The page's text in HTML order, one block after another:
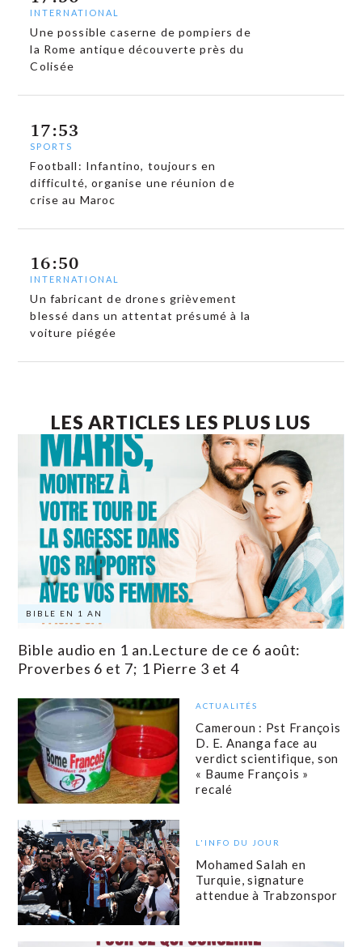
INTERNATIONAL
Une possible caserne de pompiers de
la Rome antique découverte près du
Colisée
17:53
SPORTS
Football: Infantino, toujours en
difficulté, organise une réunion de
crise au Maroc
16:50
INTERNATIONAL
Un fabricant de drones grièvement
blessé dans un attentat présumé à la
voiture piégée
LES ARTICLES LES PLUS LUS
BIBLE EN 1 AN
Bible audio en 1 an.Lecture de ce 6 août:
Proverbes 6 et 7; 1 Pierre 3 et 4
ACTUALITÉS
Cameroun : Pst François
D. E. Ananga face au
verdict scientifique, son
« Baume François »
recalé
L'INFO DU JOUR
Mohamed Salah en
Turquie, signature
attendue à Trabzonspor